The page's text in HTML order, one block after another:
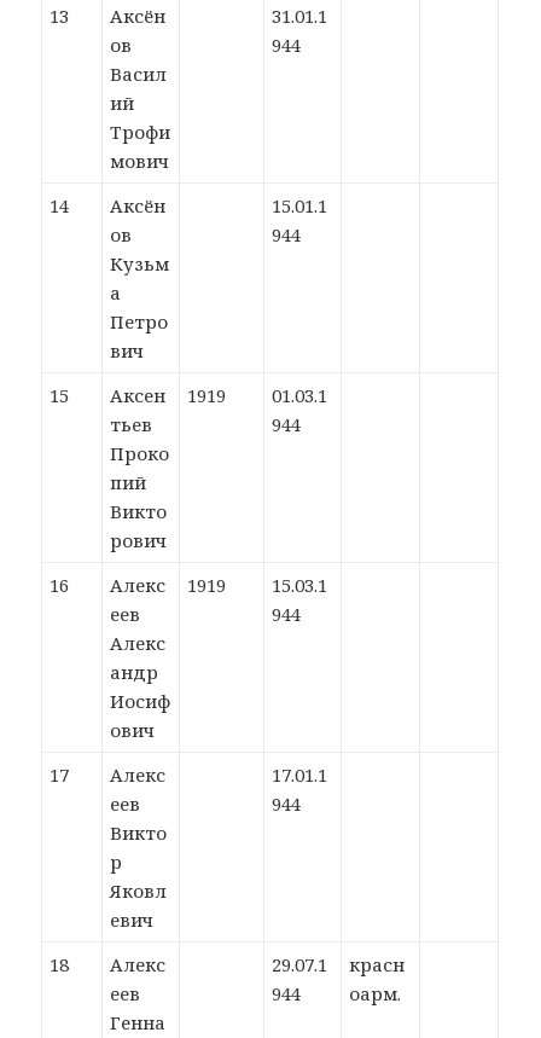
13
Аксён
ов
Васил
ий
Трофи
мович
31.01.1
944
14
Аксён
ов
Кузьм
а
Петро
вич
15.01.1
944
15
Аксен
тьев
Проко
пий
Викто
рович
1919
01.03.1
944
16
Алекс
еев
Алекс
андр
Иосиф
ович
1919
15.03.1
944
17
Алекс
еев
Викто
р
Яковл
евич
17.01.1
944
18
Алекс
еев
Генна
29.07.1
944
красн
оарм.